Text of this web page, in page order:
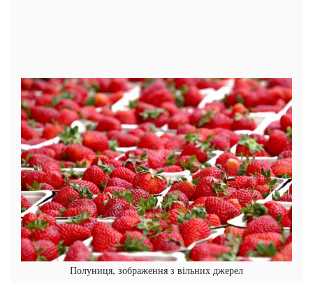
Полуниця, зображення з вільних джерел